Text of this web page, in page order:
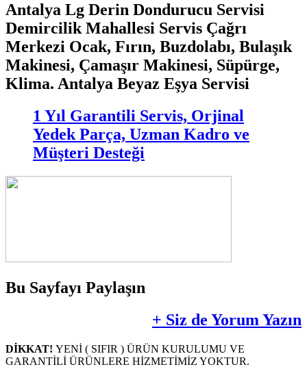
Antalya Lg Derin Dondurucu Servisi
Demircilik Mahallesi Servis Çağrı
Merkezi Ocak, Fırın, Buzdolabı, Bulaşık
Makinesi, Çamaşır Makinesi, Süpürge,
Klima. Antalya Beyaz Eşya Servisi
1 Yıl Garantili Servis, Orjinal
Yedek Parça, Uzman Kadro ve
Müşteri Desteği
Bu Sayfayı Paylaşın
+ Siz de Yorum Yazın
DİKKAT! YENİ ( SIFIR ) ÜRÜN KURULUMU VE
GARANTİLİ ÜRÜNLERE HİZMETİMİZ YOKTUR.